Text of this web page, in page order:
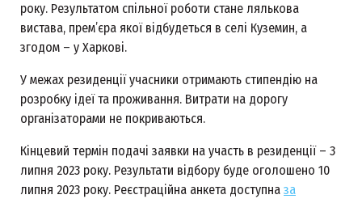
року. Результатом спільної роботи стане лялькова
вистава, прем’єра якої відбудеться в селі Куземин, а
згодом – у Харкові.
У межах резиденції учасники отримають стипендію на
розробку ідеї та проживання. Витрати на дорогу
організаторами не покриваються.
Кінцевий термін подачі заявки на участь в резиденції – 3
липня 2023 року. Результати відбору буде оголошено 10
липня 2023 року. Реєстраційна анкета доступна за